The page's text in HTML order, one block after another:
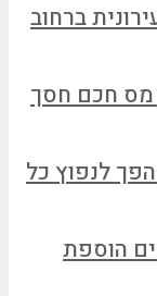
ברחוב
מס חכם חסך
לנפוץ כל
הוספת